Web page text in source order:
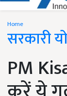
Home
सरकारी
PM